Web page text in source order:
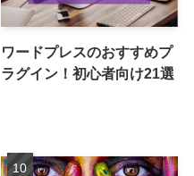
ワードプレスのおすすめプ
ラグイン！初心者向け21選